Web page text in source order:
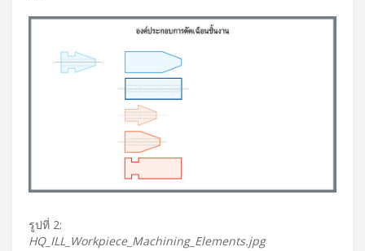
รูปที่ 2:
HQ_ILL_Workpiece_Machining_Elements.jpg